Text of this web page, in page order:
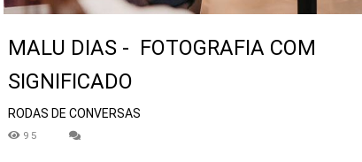
MALU DIAS - FOTOGRAFIA COM
SIGNIFICADO
RODAS DE CONVERSAS
95